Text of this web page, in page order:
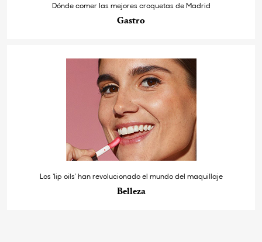
Dónde comer las mejores croquetas de Madrid
Gastro
Los ‘lip oils’ han revolucionado el mundo del maquillaje
Belleza